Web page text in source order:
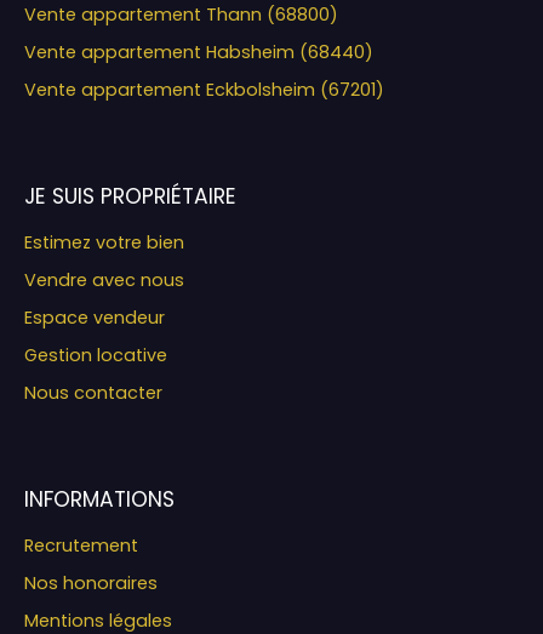
Vente appartement Thann (68800)
Vente appartement Habsheim (68440)
Vente appartement Eckbolsheim (67201)
JE SUIS PROPRIÉTAIRE
Estimez votre bien
Vendre avec nous
Espace vendeur
Gestion locative
Nous contacter
INFORMATIONS
Recrutement
Nos honoraires
Mentions légales